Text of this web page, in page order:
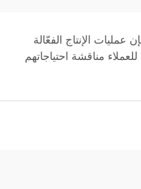
الإنتاج الفعّالة
مناقشة احتياجاتهم